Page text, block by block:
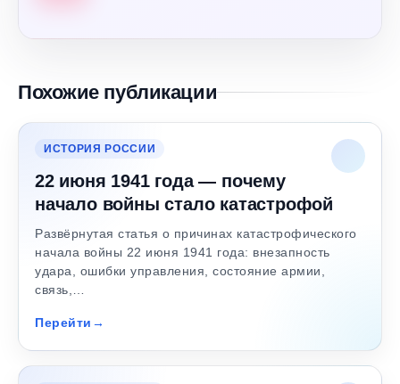
Похожие публикации
ИСТОРИЯ РОССИИ
22 июня 1941 года — почему
начало войны стало катастрофой
Развёрнутая статья о причинах катастрофического
начала войны 22 июня 1941 года: внезапность
удара, ошибки управления, состояние армии,
связь,…
Перейти